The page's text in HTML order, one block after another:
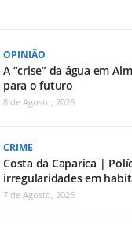
OPINIÃO
A “crise” da água em
para o futuro
8 de Agosto, 2026
CRIME
Costa da Caparica |
irregularidades em
7 de Agosto, 2026